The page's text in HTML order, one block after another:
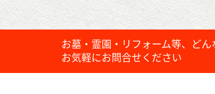
お墓・霊園・リフォーム等、どん
お気軽にお問合せください